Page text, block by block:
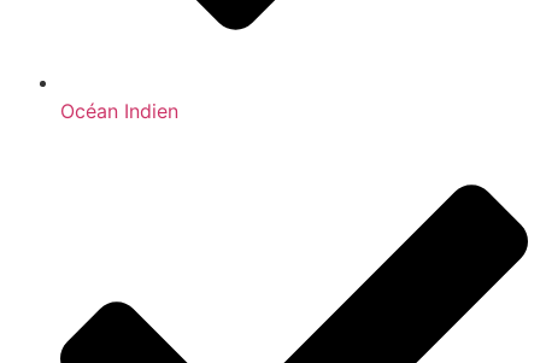
Océan Indien